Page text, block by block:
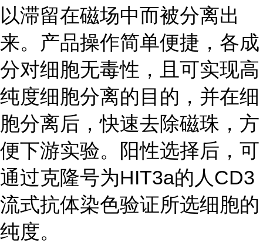
以滞留在磁场中而被分离出
来。产品操作简单便捷，各成
分对细胞无毒性，且可实现高
纯度细胞分离的目的，并在细
胞分离后，快速去除磁珠，方
便下游实验。阳性选择后，可
通过克隆号为HIT3a的人CD3
流式抗体染色验证所选细胞的
纯度。